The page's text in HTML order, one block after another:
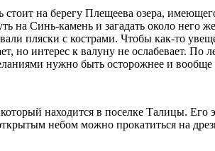
стоит на берегу Плещеева озера,
на Синь-камень и загадать около
пляски с кострами. Чтобы как-то
но интерес к валуну не ослабевает. По
нужно быть осторожнее и вообще
находится в поселке Талицы. Его
небом можно прокатиться на